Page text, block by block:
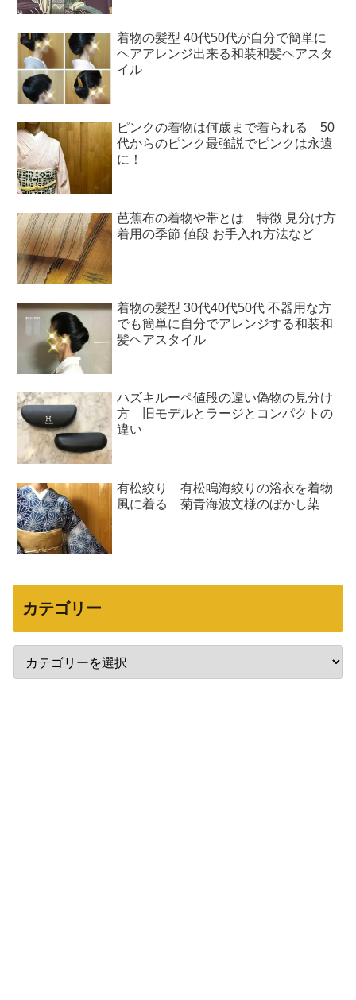
着物の髪型 40代50代が自分で簡単に
ヘアアレンジ出来る和装和髪ヘアスタ
イル
ピンクの着物は何歳まで着られる 50
代からのピンク最強説でピンクは永遠
に！
芭蕉布の着物や帯とは 特徴 見分け方
着用の季節 値段 お手入れ方法など
着物の髪型 30代40代50代 不器用な方
でも簡単に自分でアレンジする和装和
髪ヘアスタイル
ハズキルーペ値段の違い偽物の見分け
方 旧モデルとラージとコンパクトの
違い
有松絞り 有松鳴海絞りの浴衣を着物
風に着る 菊青海波文様のぼかし染
カテゴリー